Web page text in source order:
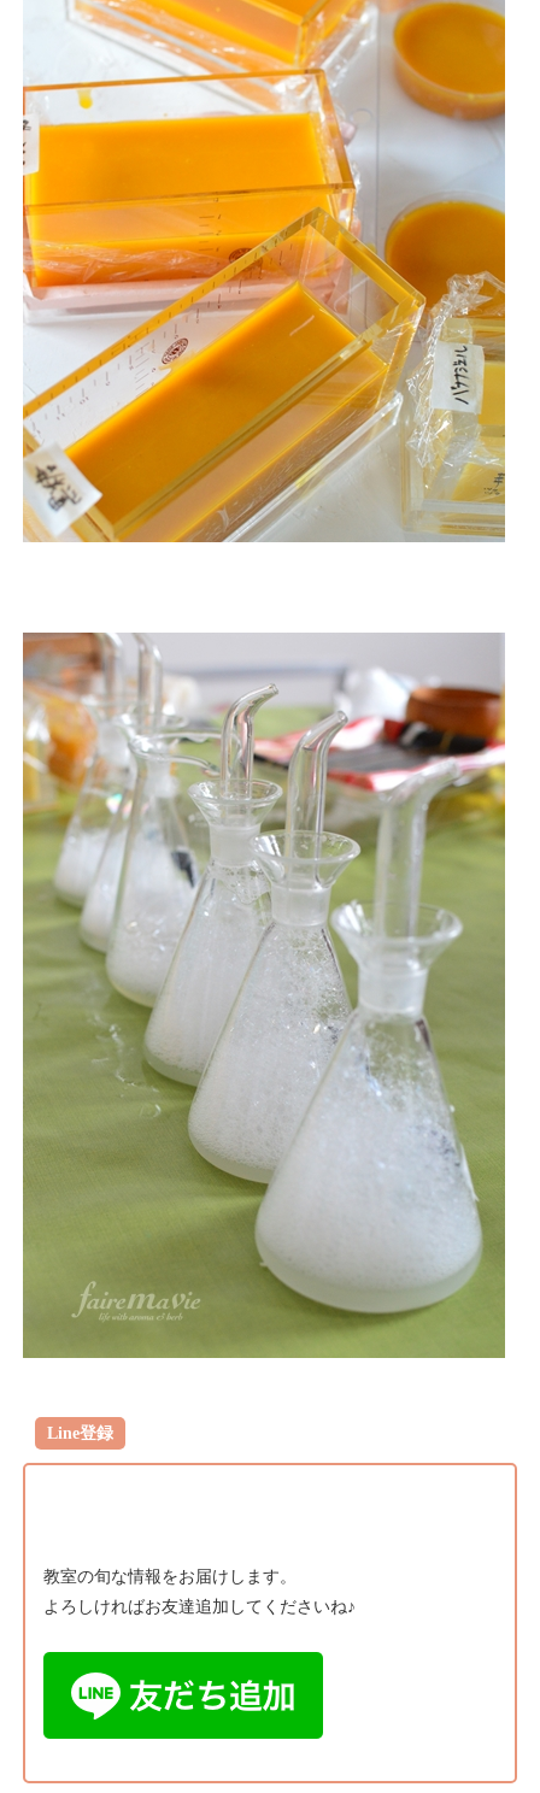
Line登録
教室の旬な情報をお届けします。
よろしければお友達追加してくださいね♪